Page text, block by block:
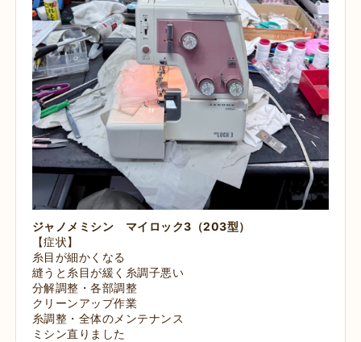
ジャノメミシン マイロック3（203型）
【症状】
糸目が細かくなる
縫うと糸目が緩く糸調子悪い
分解調整・各部調整
クリーンアップ作業
糸調整・全体のメンテナンス
ミシン直りました